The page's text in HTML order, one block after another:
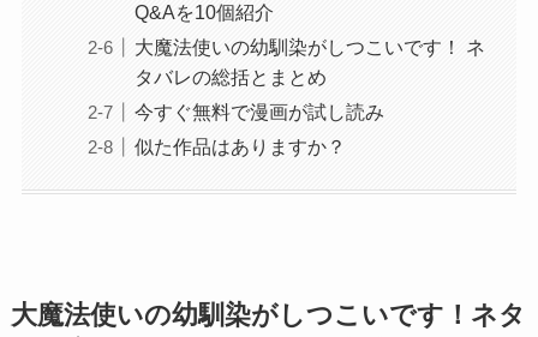
Q&Aを10個紹介
大魔法使いの幼馴染がしつこいです！ ネ
タバレの総括とまとめ
今すぐ無料で漫画が試し読み
似た作品はありますか？
大魔法使いの幼馴染がしつこいです！ネタ